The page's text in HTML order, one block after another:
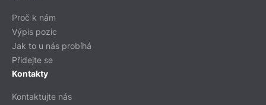
Proč k nám
Výpis pozic
Jak to u nás probíhá
Přidejte se
Kontakty
Kontaktujte nás